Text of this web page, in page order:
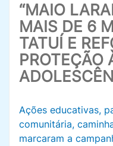
“MAIO
MAIS DE 6
TATUÍ E
PROTEÇÃO
Ações educativas,
comunitária,
marcaram a